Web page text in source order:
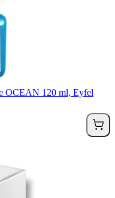
OCEAN 120 ml, Eyfel